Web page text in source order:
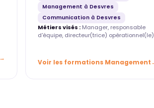
Management à Desvres
Communication à Desvres
Métiers visés : Manager, responsable
d'équipe, directeur(trice) opérationnel(le)
Voir les formations Management